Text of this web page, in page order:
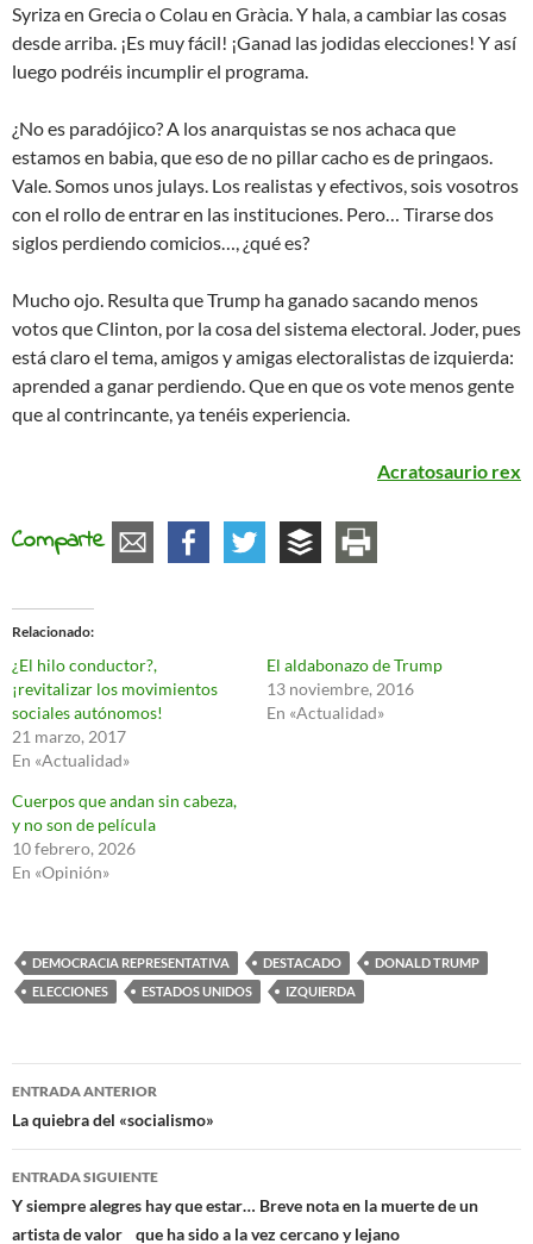
Syriza en Grecia o Colau en Gràcia. Y hala, a cambiar las cosas
desde arriba. ¡Es muy fácil! ¡Ganad las jodidas elecciones! Y así
luego podréis incumplir el programa.
¿No es paradójico? A los anarquistas se nos achaca que
estamos en babia, que eso de no pillar cacho es de pringaos.
Vale. Somos unos julays. Los realistas y efectivos, sois vosotros
con el rollo de entrar en las instituciones. Pero… Tirarse dos
siglos perdiendo comicios…, ¿qué es?
Mucho ojo. Resulta que Trump ha ganado sacando menos
votos que Clinton, por la cosa del sistema electoral. Joder, pues
está claro el tema, amigos y amigas electoralistas de izquierda:
aprended a ganar perdiendo. Que en que os vote menos gente
que al contrincante, ya tenéis experiencia.
Acratosaurio rex
Comparte
Relacionado
¿El hilo conductor?,
¡revitalizar los movimientos
sociales autónomos!
21 marzo, 2017
En «Actualidad»
El aldabonazo de Trump
13 noviembre, 2016
En «Actualidad»
Cuerpos que andan sin cabeza,
y no son de película
10 febrero, 2026
En «Opinión»
DEMOCRACIA REPRESENTATIVA DESTACADO
DONALD TRUMP
ELECCIONES
ESTADOS UNIDOS IZQUIERDA
Navegación
de
entradas
ENTRADA ANTERIOR
La quiebra del «socialismo»
ENTRADA SIGUIENTE
Y siempre alegres hay que estar… Breve nota en la muerte de un
artista de valor que ha sido a la vez cercano y lejano